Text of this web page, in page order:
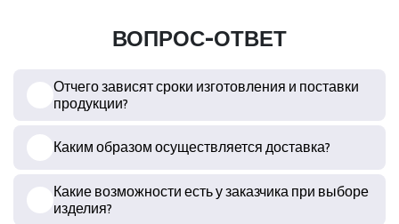
ВОПРОС-ОТВЕТ
Отчего зависят сроки изготовления и поставки
продукции?
Каким образом осуществляется доставка?
Какие возможности есть у заказчика при выборе
изделия?